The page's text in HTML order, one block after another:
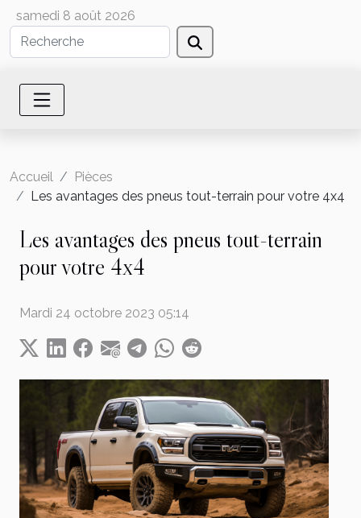
samedi 8 août 2026
Accueil
Pièces
Les avantages des pneus tout-terrain pour votre 4x4
Les avantages des pneus tout-terrain
pour votre 4x4
Mardi 24 octobre 2023 05:14